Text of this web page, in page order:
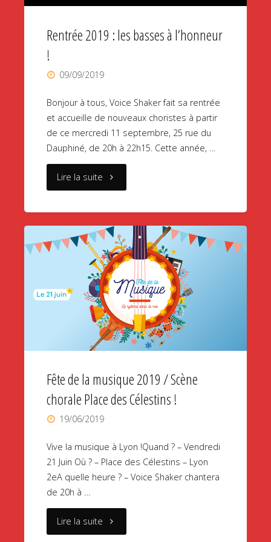
Rentrée 2019 : les basses à l’honneur
!
09/09/2019
Bonjour à tous, Voice Shaker fait sa rentrée
et accueille de nouveaux choristes à partir
de ce mercredi 11 septembre, 25 rue du
Dauphiné, de 20h à 22h15. Cette année, …
Lire la suite "Rentrée
:
les
basses
à
l’honneur
Fête de la musique 2019 / Scène
chorale Place des Célestins !
19/06/2019
Vive la musique à Lyon !Quand ? – Vendredi
21 Juin Où ? – Place des Célestins – Lyon
2eA quelle heure ? – Voice Shaker chantera
de 20h à …
Lire la suite "Fête